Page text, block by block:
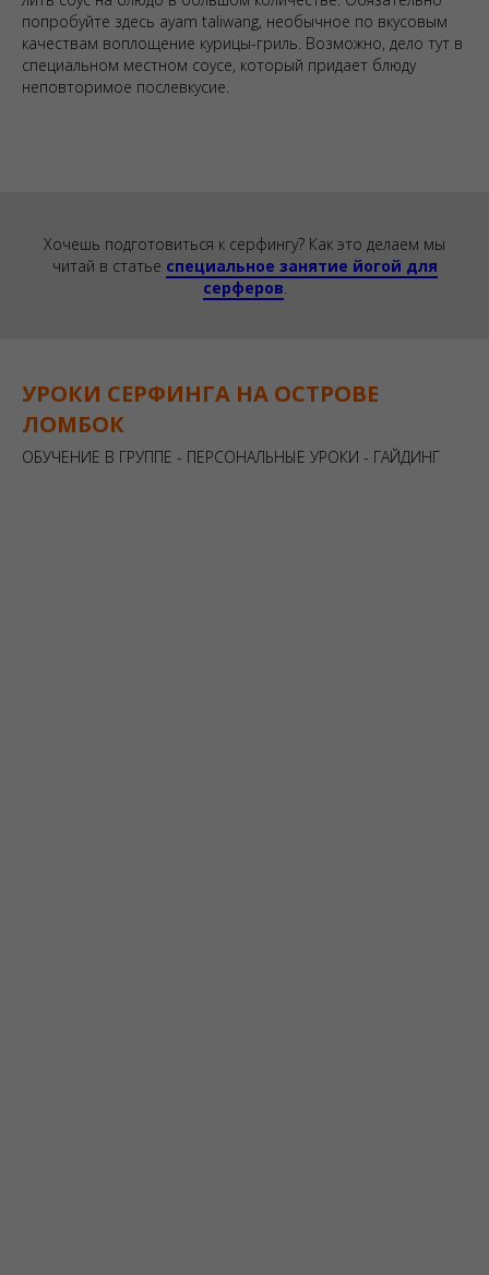
попробуйте здесь ayam taliwang, необычное по вкусовым
качествам воплощение курицы-гриль. Возможно, дело тут в
специальном местном соусе, который придает блюду
неповторимое послевкусие.
Хочешь подготовиться к серфингу? Как это делаем мы
читай в статье специальное занятие йогой для
серферов.
УРОКИ СЕРФИНГА НА ОСТРОВЕ
ЛОМБОК
ОБУЧЕНИЕ В ГРУППЕ - ПЕРСОНАЛЬНЫЕ УРОКИ - ГАЙДИНГ